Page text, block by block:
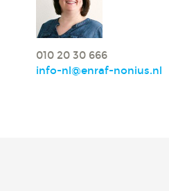
010 20 30 666
info-nl@enraf-nonius.nl